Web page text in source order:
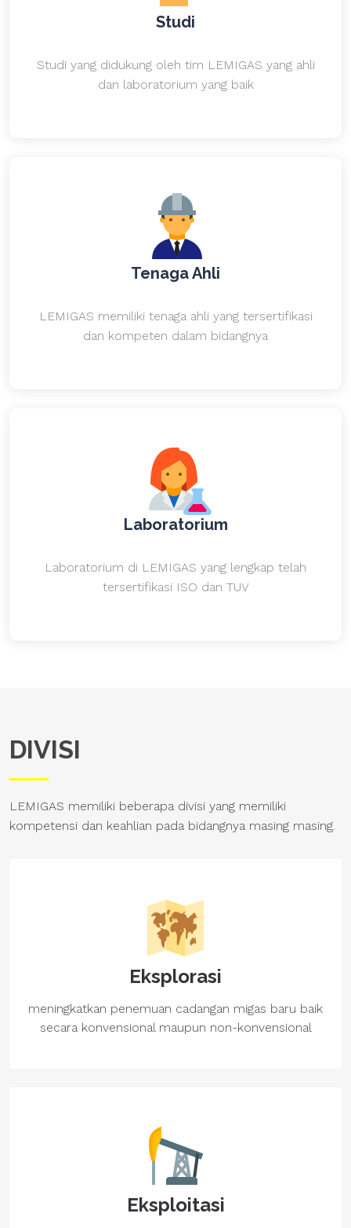
Studi
Studi yang didukung oleh tim LEMIGAS yang ahli
dan laboratorium yang baik
Tenaga Ahli
LEMIGAS memiliki tenaga ahli yang tersertifikasi
dan kompeten dalam bidangnya
Laboratorium
Laboratorium di LEMIGAS yang lengkap telah
tersertifikasi ISO dan TUV
DIVISI
LEMIGAS memiliki beberapa divisi yang memiliki
kompetensi dan keahlian pada bidangnya masing masing.
Eksplorasi
meningkatkan penemuan cadangan migas baru baik
secara konvensional maupun non-konvensional
Eksploitasi